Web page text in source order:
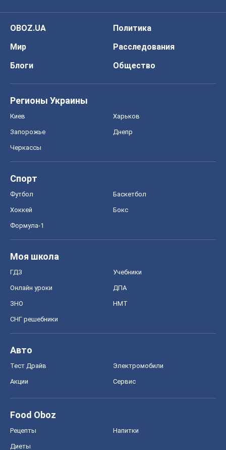
OBOZ.UA
Политика
Мир
Расследования
Блоги
Общество
Регионы Украины
Киев Харьков
Запорожье Днепр
Черкассы
Спорт
Футбол Баскетбол
Хоккей Бокс
Формула-1
Моя школа
ГДЗ Учебники
Онлайн уроки ДПА
ЗНО НМТ
СНГ решебники
Авто
Тест Драйв Электромобили
Акции Сервис
Food Oboz
Рецепты Напитки
Диеты